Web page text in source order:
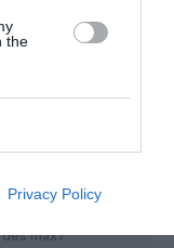
the
Privacy Policy
2023 - 10 h
par des
10 est insuffisante
max7